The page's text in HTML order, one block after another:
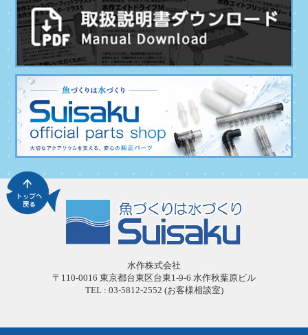
水作株式会社
〒110-0016 東京都台東区台東1-9-6 水作秋葉原ビル
TEL : 03-5812-2552 (お客様相談室)